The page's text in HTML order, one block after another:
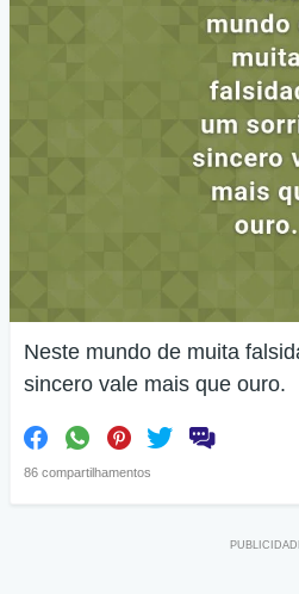
Neste mundo de muita
sincero vale mais que ouro.
86 compartilhamentos